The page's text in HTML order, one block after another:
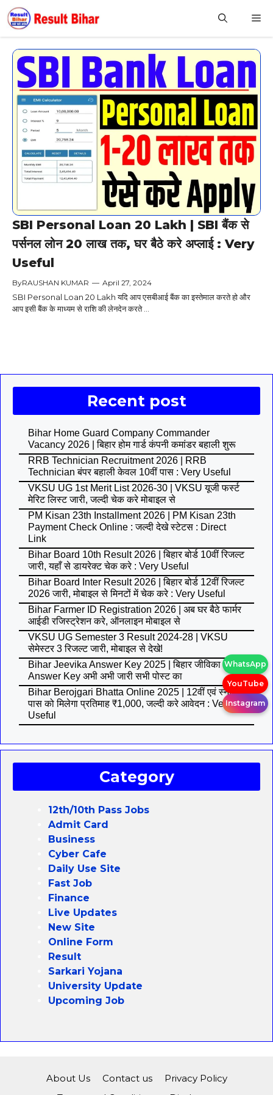
Skip
to
content
SBI Personal Loan 20 Lakh | SBI बैंक से
पर्सनल लोन 20 लाख तक, घर बैठे करे अप्लाई : Very
Useful
ByRAUSHAN KUMAR — April 27, 2024
SBI Personal Loan 20 Lakh यदि आप एसबीआई बैंक का इस्तेमाल करते हो और
आप इसी बैंक के माध्यम से राशि की लेनदेन करते ...
Recent post
Bihar Home Guard Company Commander
Vacancy 2026 | बिहार होम गार्ड कंपनी कमांडर बहाली शुरू
RRB Technician Recruitment 2026 | RRB
Technician बंपर बहाली केवल 10वीं पास : Very Useful
VKSU UG 1st Merit List 2026-30 | VKSU यूजी फर्स्ट
मेरिट लिस्ट जारी, जल्दी चेक करे मोबाइल से
PM Kisan 23th Installment 2026 | PM Kisan 23th
Payment Check Online : जल्दी देखे स्टेटस : Direct
Link
Bihar Board 10th Result 2026 | बिहार बोर्ड 10वीं रिजल्ट
जारी, यहाँ से डायरेक्ट चेक करे : Very Useful
Bihar Board Inter Result 2026 | बिहार बोर्ड 12वीं रिजल्ट
2026 जारी, मोबाइल से मिनटों में चेक करे : Very Useful
Bihar Farmer ID Registration 2026 | अब घर बैठे फार्मर
आईडी रजिस्ट्रेशन करे, ऑनलाइन मोबाइल से
VKSU UG Semester 3 Result 2024-28 | VKSU
सेमेस्टर 3 रिजल्ट जारी, मोबाइल से देखे!
Bihar Jeevika Answer Key 2025 | बिहार जीविका
Answer Key अभी अभी जारी सभी पोस्ट का
Bihar Berojgari Bhatta Online 2025 | 12वीं एवं स्नातक
पास को मिलेगा प्रतिमाह ₹1,000, जल्दी करे आवेदन : Very
Useful
Category
12th/10th Pass Jobs
Admit Card
Business
Cyber Cafe
Daily Use Site
Fast Job
Finance
Live Updates
New Site
Online Form
Result
Sarkari Yojana
University Update
Upcoming Job
About Us Contact us
Privacy Policy
WhatsApp
YouTube
Instagram